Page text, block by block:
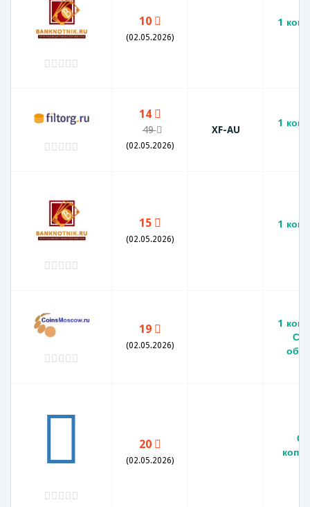
10
(02.05.2026)
1
14
49
(02.05.2026)
XF-AU
1
15
(02.05.2026)
1
19
(02.05.2026)
1
20
(02.05.2026)